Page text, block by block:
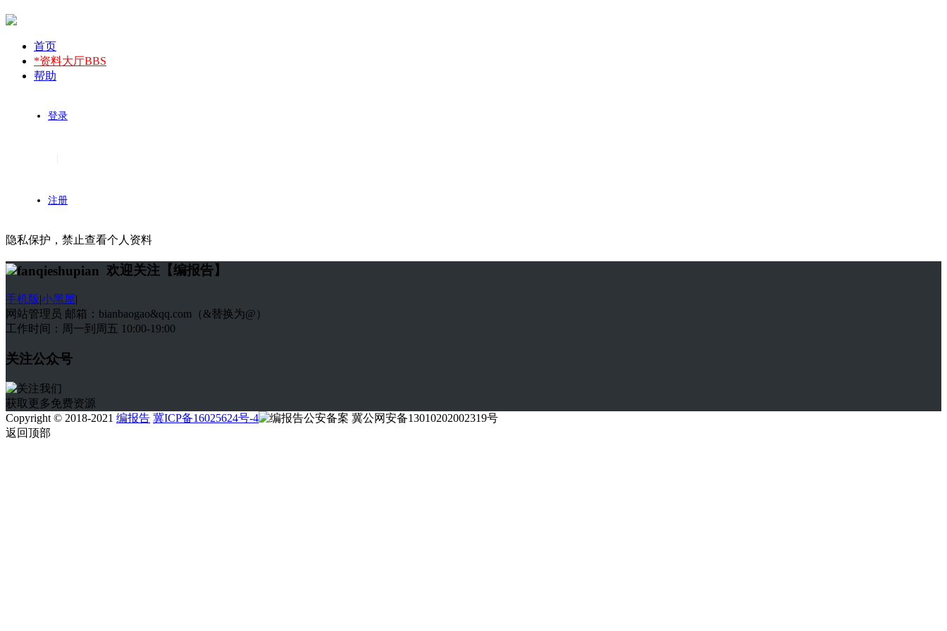
首页
*资料大厅BBS
帮助
登录
注册
隐私保护，禁止查看个人资料
欢迎关注【编报告】
手机版|小黑屋|
网站管理员 邮箱：bianbaogao&qq.com（&替换为@）
工作时间：周一到周五 10:00-19:00
关注公众号
获取更多免费资源
Copyright © 2018-2021 编报告 冀ICP备16025624号-4
冀公网安备13010202002319号
返回顶部